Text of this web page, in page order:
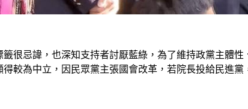
很忌諱，也深知支持者討厭藍綠，為了維持政黨主體
較為中立，因民眾黨主張國會改革，若院長投給民進